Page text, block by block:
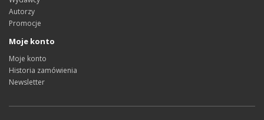
Autorzy
Promocje
Moje konto
Moje konto
Historia zamówienia
Newsletter